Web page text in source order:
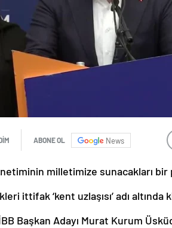
ABONE OL News
milletimize sunacakları bir
ittifak ‘kent uzlaşısı’ adı
Başkan Adayı Murat Kurum